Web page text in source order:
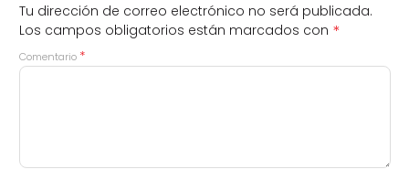
Tu dirección de correo electrónico no será publicada.
Los campos obligatorios están marcados con *
Comentario *